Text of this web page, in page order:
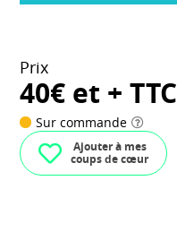
Prix
40€ et + TTC
Sur commande
Ajouter à mes
coups de cœur